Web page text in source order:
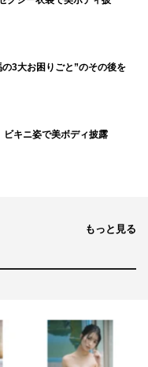
3大お困りごと”のその後を
キニ姿で美ボディ披露
もっと見る